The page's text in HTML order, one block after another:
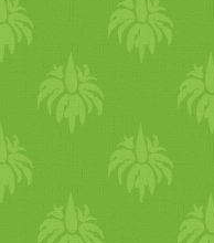
a
aratók
szalonnát